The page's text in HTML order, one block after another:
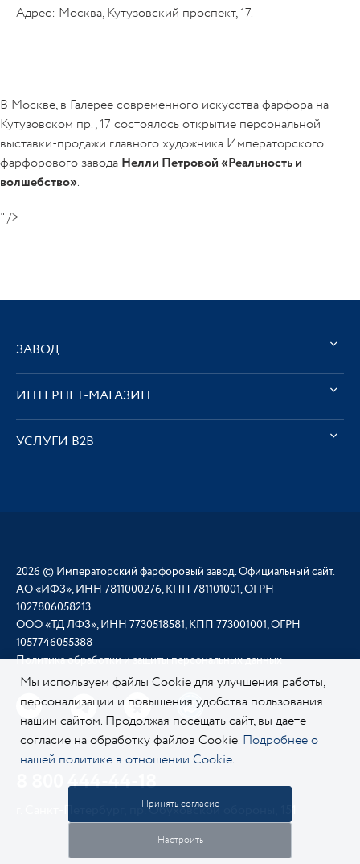
Адрес: Москва, Кутузовский проспект, 17.
В Москве, в Галерее современного искусства фарфора на
Кутузовском пр., 17 состоялось открытие персональной
выставки-продажи главного художника Императорского
фарфорового завода Нелли Петровой «Реальность и
волшебство».
" />
ЗАВОД
ИНТЕРНЕТ-МАГАЗИН
УСЛУГИ В2В
2026 © Императорский фарфоровый завод. Официальный сайт.
АО «ИФЗ», ИНН 7811000276, КПП 781101001, ОГРН
1027806058213
ООО «ТД ЛФЗ», ИНН 7730518581, КПП 773001001, ОГРН
1057746055388
Политика обработки и защиты персональных данных
8 800 444-44-18
г. Санкт-Петербург, пр. Обуховской обороны, 151
Мы используем файлы Cookie для улучшения работы,
персонализации и повышения удобства пользования
нашим сайтом. Продолжая посещать сайт, вы даете
согласие на обработку файлов Cookie. Подробнее о
нашей политике в отношении Cookie.
Принять согласие
Настроить